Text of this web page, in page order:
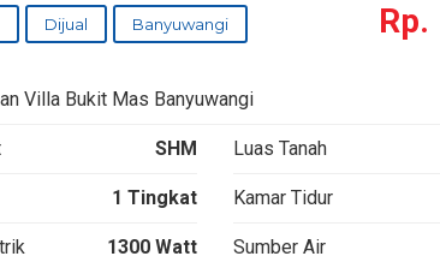
Dijual Banyuwangi Rp.
Villa Bukit Mas Banyuwangi
SHM Luas Tanah
1 Tingkat Kamar Tidur
1300 Watt Sumber Air